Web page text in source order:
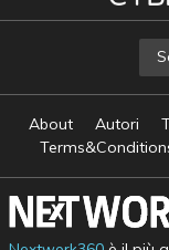
About Autori